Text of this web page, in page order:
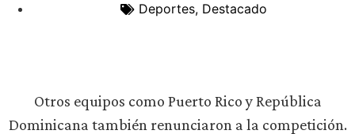
Deportes, Destacado
Otros equipos como Puerto Rico y República
Dominicana también renunciaron a la competición.